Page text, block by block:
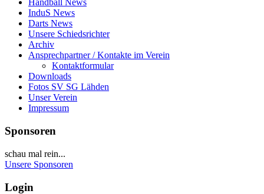
Handball News
InduS News
Darts News
Unsere Schiedsrichter
Archiv
Ansprechpartner / Kontakte im Verein
Kontaktformular
Downloads
Fotos SV SG Lähden
Unser Verein
Impressum
Sponsoren
schau mal rein...
Unsere Sponsoren
Login